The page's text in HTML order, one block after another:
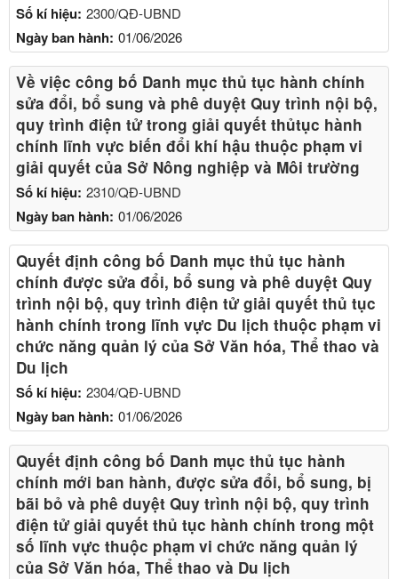
Số kí hiệu: 2300/QĐ-UBND
Ngày ban hành: 01/06/2026
Số kí hiệu: 2310/QĐ-UBND
Ngày ban hành: 01/06/2026
Về việc công bố Danh mục thủ tục hành chính
sửa đổi, bổ sung và phê duyệt Quy trình nội bộ,
quy trình điện tử trong giải quyết thủtục hành
chính lĩnh vực biến đổi khí hậu thuộc phạm vi
giải quyết của Sở Nông nghiệp và Môi trường
Số kí hiệu: 2304/QĐ-UBND
Ngày ban hành: 01/06/2026
Quyết định công bố Danh mục thủ tục hành
chính được sửa đổi, bổ sung và phê duyệt Quy
trình nội bộ, quy trình điện tử giải quyết thủ tục
hành chính trong lĩnh vực Du lịch thuộc phạm vi
chức năng quản lý của Sở Văn hóa, Thể thao và
Du lịch
Quyết định công bố Danh mục thủ tục hành
chính mới ban hành, được sửa đổi, bổ sung, bị
bãi bỏ và phê duyệt Quy trình nội bộ, quy trình
điện tử giải quyết thủ tục hành chính trong một
số lĩnh vực thuộc phạm vi chức năng quản lý
của Sở Văn hóa, Thể thao và Du lịch